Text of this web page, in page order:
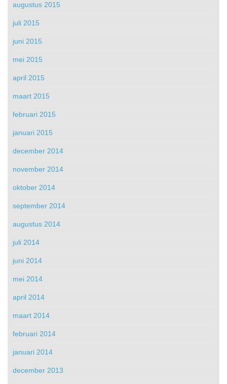
augustus 2015
juli 2015
juni 2015
mei 2015
april 2015
maart 2015
februari 2015
januari 2015
december 2014
november 2014
oktober 2014
september 2014
augustus 2014
juli 2014
juni 2014
mei 2014
april 2014
maart 2014
februari 2014
januari 2014
december 2013